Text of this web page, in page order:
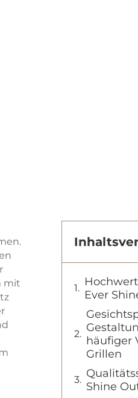
mit
Ever
häufiger
Grillen
Shine